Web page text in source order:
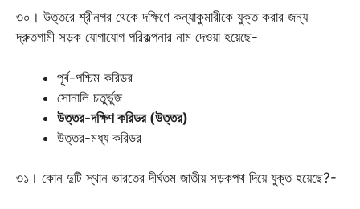
৩০। উত্তরে শ্রীনগর থেকে দক্ষিণে কন্যাকুমারীকে যুক্ত করার জন্য
দ্রুতগামী সড়ক যোগাযোগ পরিকল্পনার নাম দেওয়া হয়েছে-
পূর্ব-পশ্চিম করিডর
সোনালি চতুর্ভুজ
উত্তর-দক্ষিণ করিডর (উত্তর)
উত্তর-মধ্য করিডর
৩১। কোন দুটি স্থান ভারতের দীর্ঘতম জাতীয় সড়কপথ দিয়ে যুক্ত হয়েছে?-